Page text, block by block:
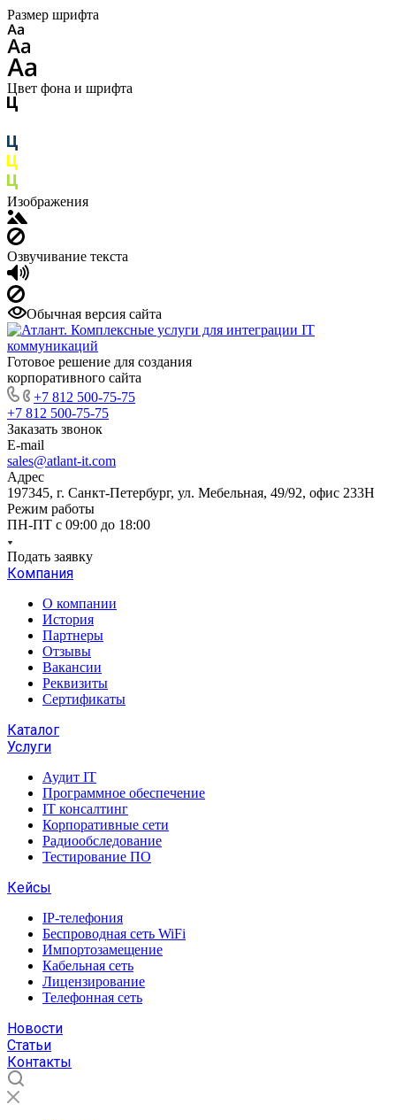
Размер шрифта
Цвет фона и шрифта
Изображения
Озвучивание текста
Обычная версия сайта
Готовое решение для создания
корпоративного сайта
+7 812 500-75-75
+7 812 500-75-75
Заказать звонок
E-mail
sales@atlant-it.com
Адрес
197345, г. Санкт-Петербург, ул. Мебельная, 49/92, офис 233Н
Режим работы
ПН-ПТ с 09:00 до 18:00
Подать заявку
Компания
О компании
История
Партнеры
Отзывы
Вакансии
Реквизиты
Сертификаты
Каталог
Услуги
Аудит IT
Программное обеспечение
IT консалтинг
Корпоративные сети
Радиообследование
Тестирование ПО
Кейсы
IP-телефония
Беспроводная сеть WiFi
Импортозамещение
Кабельная сеть
Лицензирование
Телефонная сеть
Новости
Статьи
Контакты